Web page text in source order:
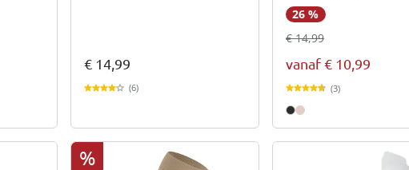
€ 14,99
(6)
26 %
€ 14,99
vanaf€ 10,99
(3)
%